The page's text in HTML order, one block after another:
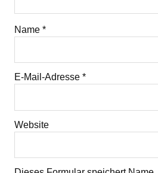
Name *
E-Mail-Adresse *
Website